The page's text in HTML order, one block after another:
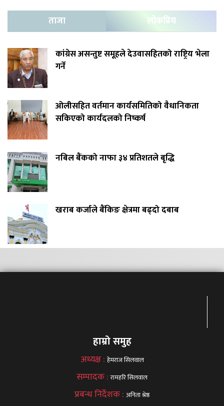
ताजा लोकप्रिय
कांग्रेस असन्तुष्ट समूहले देउवासहितको राष्ट्रिय भेला
गर्ने
ओलीसहित वर्तमान कार्यसमितिको वैधानिकता
सकिएको कार्यदलको निष्कर्ष
नबिल बैंकको नाफा ३४ प्रतिशतले बृद्धि
खराब कर्जाले बैंकिङ क्षेत्रमा बढ्दो दबाब
हाम्रो समुह
अध्यक्ष : हेमराज सिलवाल
सम्पादक :रामहरि सिलवाल
प्रबन्ध निर्देशक : अनिता श्रेष्ठ